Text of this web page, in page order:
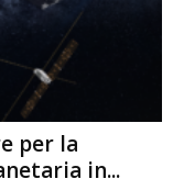
per la
in...